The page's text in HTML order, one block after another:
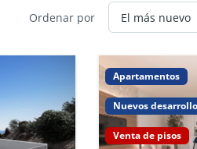
Ordenar por
Apartamentos
Nuevos
Venta de pisos